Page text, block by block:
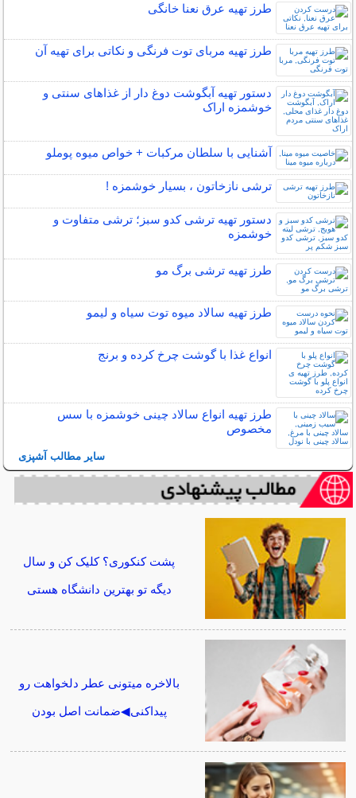
طرز تهیه عرق نعنا خانگی
طرز تهیه مربای توت فرنگی و نکاتی برای تهیه آن
دستور تهیه آبگوشت دوغ دار از غذاهای سنتی و
خوشمزه اراک
آشنایی با سلطان مرکبات + خواص میوه پوملو
ترشی نازخاتون ، بسیار خوشمزه !
دستور تهیه ترشی کدو سبز؛ ترشی متفاوت و
خوشمزه
طرز تهیه ترشی برگ مو
طرز تهیه سالاد میوه توت سیاه و لیمو
انواع غذا با گوشت چرخ کرده و برنج
طرز تهیه انواع سالاد چینی خوشمزه با سس
مخصوص
سایر مطالب آشپزی
پشت کنکوری؟ کلیک کن و سال
دیگه تو بهترین دانشگاه هستی
بالاخره میتونی عطر دلخواهت رو
پیداکنی◀ضمانت اصل بودن